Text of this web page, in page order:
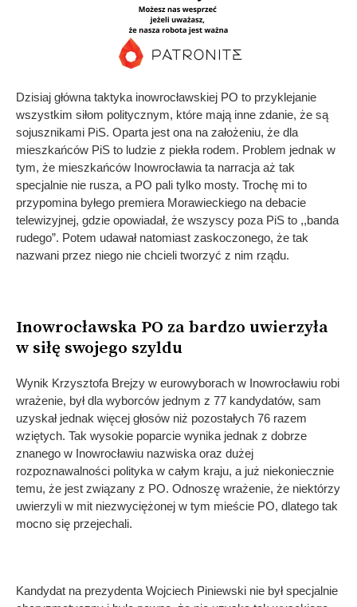
Dzisiaj główna taktyka inowrocławskiej PO to przyklejanie
wszystkim siłom politycznym, które mają inne zdanie, że są
sojusznikami PiS. Oparta jest ona na założeniu, że dla
mieszkańców PiS to ludzie z piekła rodem. Problem jednak w
tym, że mieszkańców Inowrocławia ta narracja aż tak
specjalnie nie rusza, a PO pali tylko mosty. Trochę mi to
przypomina byłego premiera Morawieckiego na debacie
telewizyjnej, gdzie opowiadał, że wszyscy poza PiS to ,,banda
rudego”. Potem udawał natomiast zaskoczonego, że tak
nazwani przez niego nie chcieli tworzyć z nim rządu.
Inowrocławska PO za bardzo uwierzyła
w siłę swojego szyldu
Wynik Krzysztofa Brejzy w eurowyborach w Inowrocławiu robi
wrażenie, był dla wyborców jednym z 77 kandydatów, sam
uzyskał jednak więcej głosów niż pozostałych 76 razem
wziętych. Tak wysokie poparcie wynika jednak z dobrze
znanego w Inowrocławiu nazwiska oraz dużej
rozpoznawalności polityka w całym kraju, a już niekoniecznie
temu, że jest związany z PO. Odnoszę wrażenie, że niektórzy
uwierzyli w mit niezwyciężonej w tym mieście PO, dlatego tak
mocno się przejechali.
Kandydat na prezydenta Wojciech Piniewski nie był specjalnie